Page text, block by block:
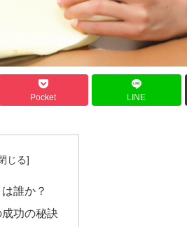
Pocket LINE
誰か？
功の秘訣